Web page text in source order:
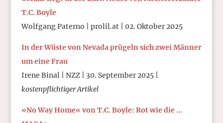
T.C. Boyle
Wolfgang Paterno | prolil.at | 02. Oktober 2025
In der Wüste von Nevada prügeln sich zwei Männer
um eine Frau
Irene Binal | NZZ | 30. September 2025 |
kostenpflichtiger Artikel
»No Way Home« von T.C. Boyle: Rot wie die …